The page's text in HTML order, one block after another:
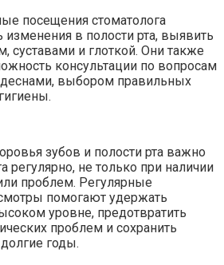
посещения стоматолога
изменения в полости рта, выявить
суставами и глоткой. Они также
консультации по вопросам
деснами, выбором правильных
зубов и полости рта важно
регулярно, не только при наличии
проблем. Регулярные
помогают удержать
уровне, предотвратить
проблем и сохранить
годы.